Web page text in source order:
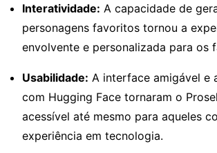
Interatividade: A capacidade de
personagens favoritos tornou a
envolvente e personalizada para os
Usabilidade: A interface amigável e
com Hugging Face tornaram o
acessível até mesmo para aqueles
experiência em tecnologia.